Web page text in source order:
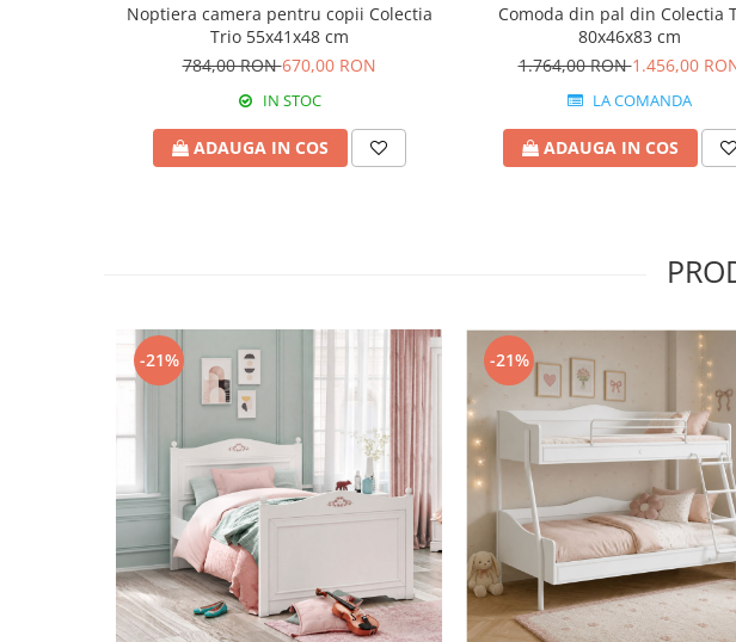
Noptiera camera pentru copii Colectia
Trio 55x41x48 cm
784,00 RON670,00 RON
IN STOC
ADAUGA IN COS
Comoda din pal din Colectia
80x46x83 cm
1.764,00 RON1.456,00
LA COMANDA
ADAUGA IN COS
-21% -21%